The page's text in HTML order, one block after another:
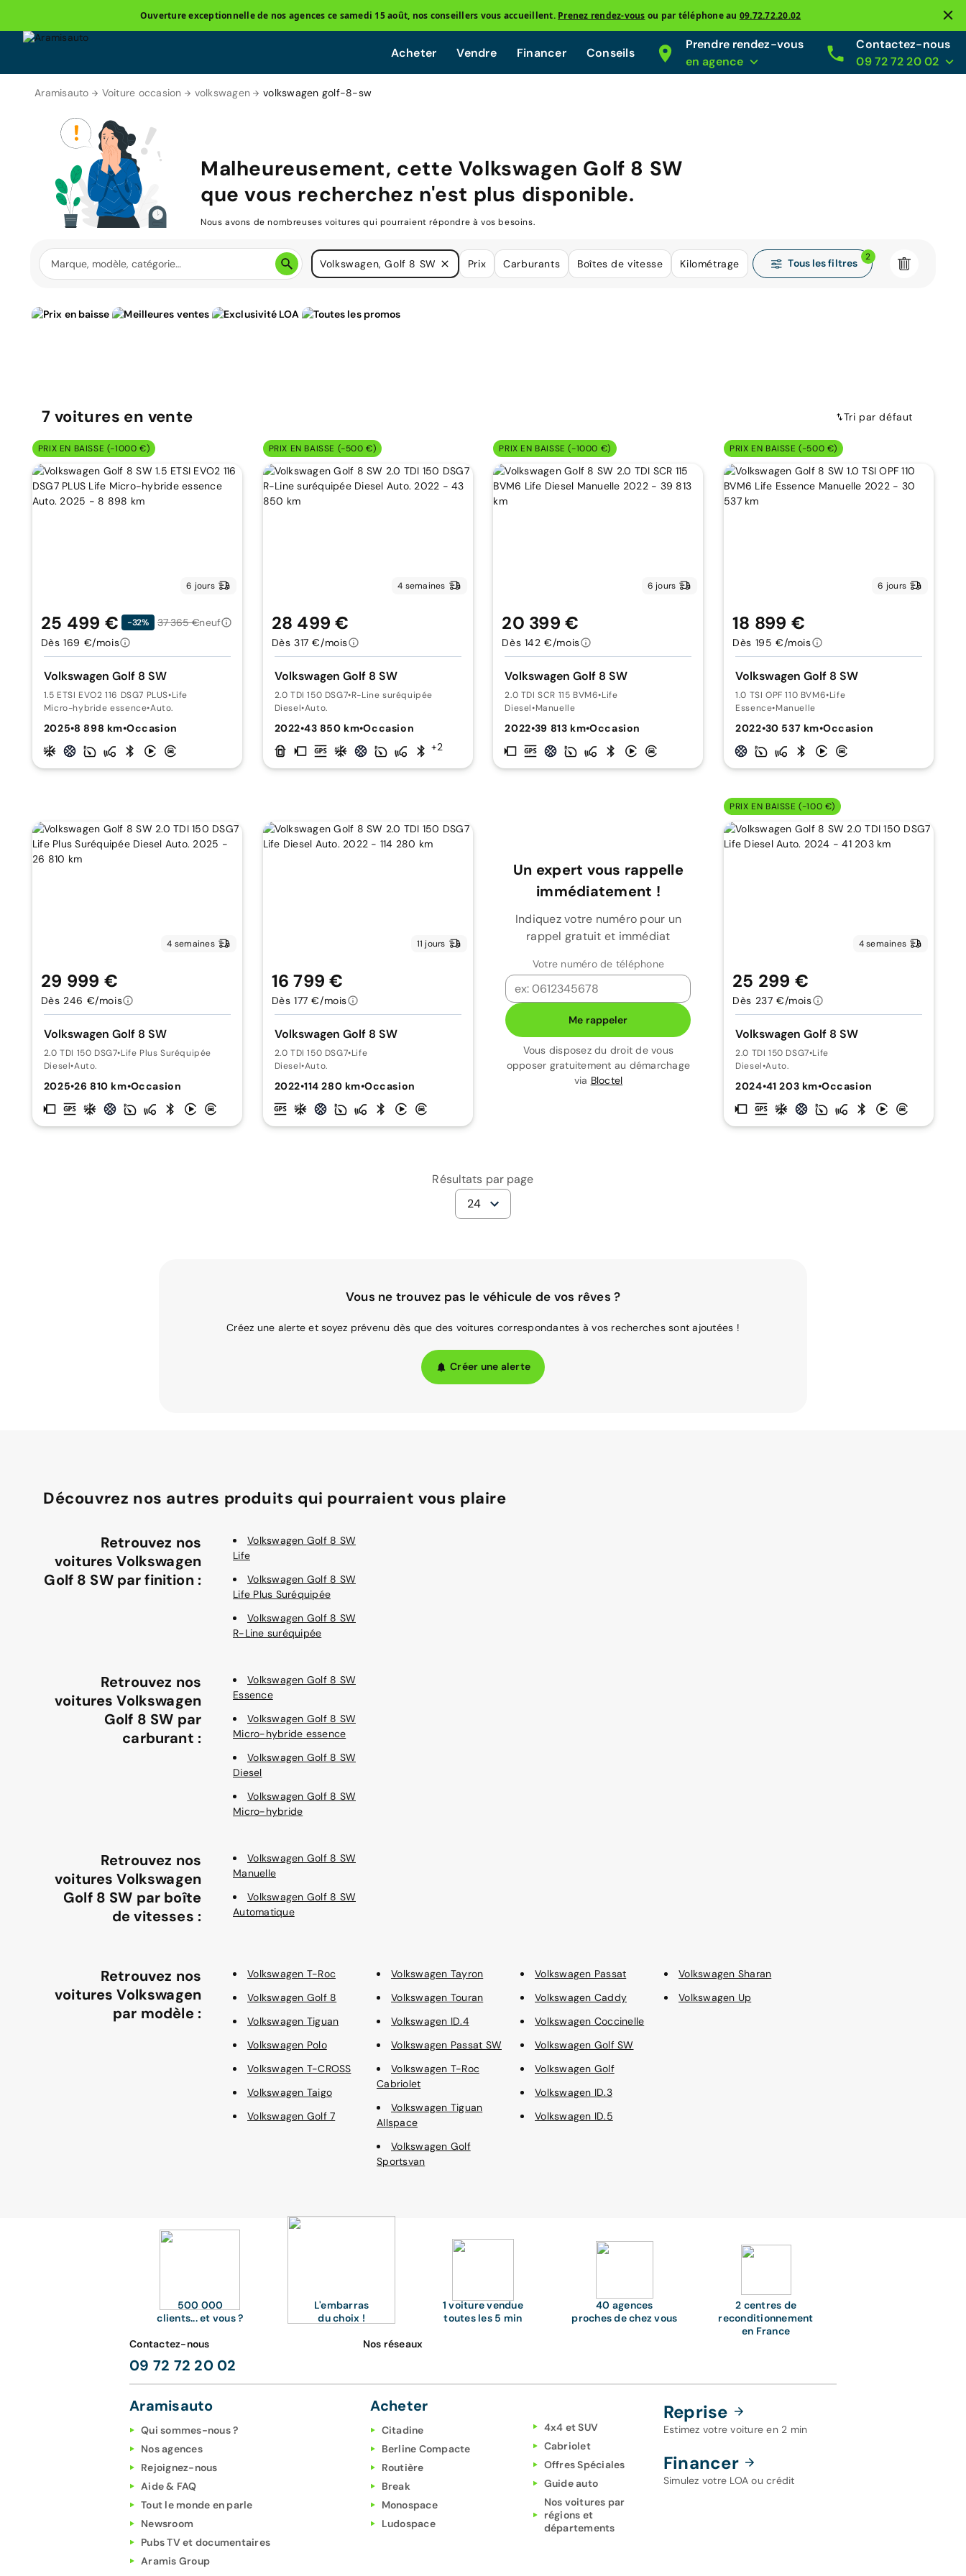
Ouverture exceptionnelle de nos agences ce samedi 15 août, nos conseillers vous accueillent. Prenez rendez-vous ou par téléphone au 09.72.72.20.02
Acheter Vendre Financer Conseils
Prendre rendez-vous
en agence
Contactez-nous
09 72 72 20 02
Aramisauto Voiture occasion volkswagen volkswagen golf-8-sw
Malheureusement, cette Volkswagen Golf 8 SW
que vous recherchez n'est plus disponible.
Nous avons de nombreuses voitures qui pourraient répondre à vos besoins.
Volkswagen, Golf 8 SW Prix Carburants Boîtes de vitesse Kilométrage Tous les filtres
2
7 voitures en vente Tri par défaut
PRIX EN BAISSE (-1000 €)
6 jours
Volkswagen Golf 8 SW
1.5 ETSI EVO2 116 DSG7 PLUS•Life
Micro-hybride essence•Auto.
2025•8 898 km•Occasion
25 499 € -32% 37 365 €neuf
Dès 169 €/mois
PRIX EN BAISSE (-500 €)
4 semaines
Volkswagen Golf 8 SW
2.0 TDI 150 DSG7•R-Line suréquipée
Diesel•Auto.
2022•43 850 km•Occasion
+2
28 499 €
Dès 317 €/mois
PRIX EN BAISSE (-1000 €)
6 jours
Volkswagen Golf 8 SW
2.0 TDI SCR 115 BVM6•Life
Diesel•Manuelle
2022•39 813 km•Occasion
20 399 €
Dès 142 €/mois
PRIX EN BAISSE (-500 €)
6 jours
Volkswagen Golf 8 SW
1.0 TSI OPF 110 BVM6•Life
Essence•Manuelle
2022•30 537 km•Occasion
18 899 €
Dès 195 €/mois
4 semaines
Volkswagen Golf 8 SW
2.0 TDI 150 DSG7•Life Plus Suréquipée
Diesel•Auto.
2025•26 810 km•Occasion
29 999 €
Dès 246 €/mois
11 jours
Volkswagen Golf 8 SW
2.0 TDI 150 DSG7•Life
Diesel•Auto.
2022•114 280 km•Occasion
16 799 €
Dès 177 €/mois
Un expert vous rappelle
immédiatement !
Indiquez votre numéro pour un
rappel gratuit et immédiat
Votre numéro de téléphone
Me rappeler
Vous disposez du droit de vous
opposer gratuitement au démarchage
via Bloctel
PRIX EN BAISSE (-100 €)
4 semaines
Volkswagen Golf 8 SW
2.0 TDI 150 DSG7•Life
Diesel•Auto.
2024•41 203 km•Occasion
25 299 €
Dès 237 €/mois
Résultats par page
24
Vous ne trouvez pas le véhicule de vos rêves ?
Créez une alerte et soyez prévenu dès que des voitures correspondantes à vos recherches sont ajoutées !
Créer une alerte
Découvrez nos autres produits qui pourraient vous plaire
Retrouvez nos
voitures Volkswagen
Golf 8 SW par finition :
Volkswagen Golf 8 SW
Life
Volkswagen Golf 8 SW
Life Plus Suréquipée
Volkswagen Golf 8 SW
R-Line suréquipée
Retrouvez nos
voitures Volkswagen
Golf 8 SW par
carburant :
Volkswagen Golf 8 SW
Essence
Volkswagen Golf 8 SW
Micro-hybride essence
Volkswagen Golf 8 SW
Diesel
Volkswagen Golf 8 SW
Micro-hybride
Retrouvez nos
voitures Volkswagen
Golf 8 SW par boîte
de vitesses :
Volkswagen Golf 8 SW
Manuelle
Volkswagen Golf 8 SW
Automatique
Retrouvez nos
voitures Volkswagen
par modèle :
Volkswagen T-Roc
Volkswagen Golf 8
Volkswagen Tiguan
Volkswagen Polo
Volkswagen T-CROSS
Volkswagen Taigo
Volkswagen Golf 7
Volkswagen Tayron
Volkswagen Touran
Volkswagen ID.4
Volkswagen Passat SW
Volkswagen T-Roc
Cabriolet
Volkswagen Tiguan
Allspace
Volkswagen Golf
Sportsvan
Volkswagen Passat
Volkswagen Caddy
Volkswagen Coccinelle
Volkswagen Golf SW
Volkswagen Golf
Volkswagen ID.3
Volkswagen ID.5
Volkswagen Sharan
Volkswagen Up
500 000
clients... et vous ?
L'embarras
du choix !
1 voiture vendue
toutes les 5 min
40 agences
proches de chez vous
2 centres de
reconditionnement
en France
Contactez-nous
09 72 72 20 02
Nos réseaux
Aramisauto
Qui sommes-nous ?
Nos agences
Rejoignez-nous
Aide & FAQ
Tout le monde en parle
Newsroom
Pubs TV et documentaires
Aramis Group
Acheter
Citadine
Berline Compacte
Routière
Break
Monospace
Ludospace
4x4 et SUV
Cabriolet
Offres Spéciales
Guide auto
Nos voitures par
régions et
départements
Reprise
Estimez votre voiture en 2 min
Financer
Simulez votre LOA ou crédit